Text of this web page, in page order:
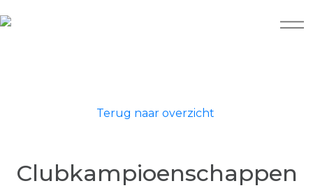
Terug naar overzicht
Clubkampioenschappen